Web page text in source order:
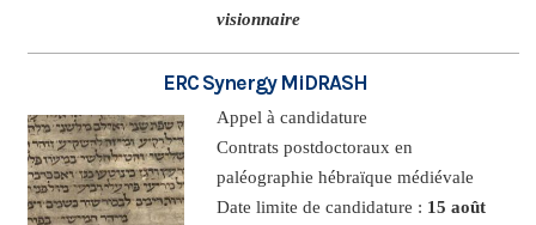
visionnaire
ERC Synergy MiDRASH
Appel à candidature
Contrats postdoctoraux en
paléographie hébraïque médiévale
Date limite de candidature : 15 août